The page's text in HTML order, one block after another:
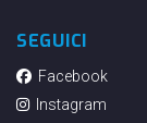
SEGUICI
Facebook
Instagram